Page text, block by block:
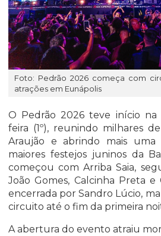
Foto: Pedrão 2026 começa com
atrações em Eunápolis
O Pedrão 2026 teve início
feira (1º), reunindo milhares
Araujão e abrindo mais
maiores festejos juninos da
começou com Arriba Saia,
João Gomes, Calcinha Preta
encerrada por Sandro Lúcio,
circuito até o fim da primeira
A abertura do evento atraiu